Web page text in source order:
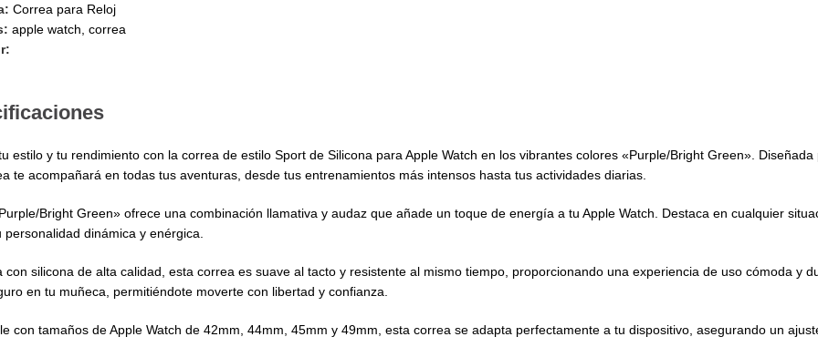
Correa para Reloj
apple watch correa
estilo y tu rendimiento con la correa de estilo Sport de Silicona para Apple Watch en los vibrantes colores «Purple/Bright Green».
te acompañará en todas tus aventuras, desde tus entrenamientos más intensos hasta tus actividades diarias.
Bright Green» ofrece una combinación llamativa y audaz que añade un toque de energía a tu Apple Watch. Destaca en cualquier
personalidad dinámica y enérgica.
con silicona de alta calidad, esta correa es suave al tacto y resistente al mismo tiempo, proporcionando una experiencia de uso cómoda y
en tu muñeca, permitiéndote moverte con libertad y confianza.
con tamaños de Apple Watch de 42mm, 44mm, 45mm y 49mm, esta correa se adapta perfectamente a tu dispositivo, asegurando un